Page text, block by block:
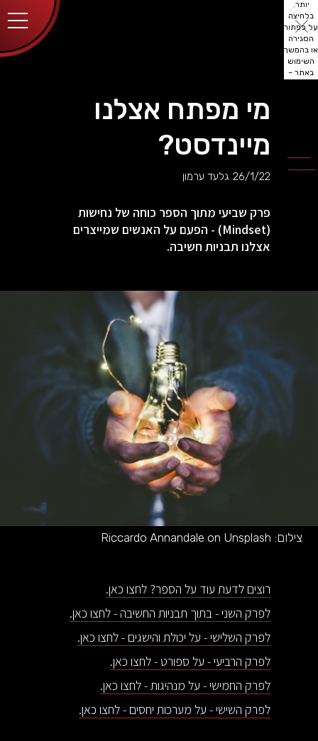
יותר.
בלחיצה
על כפתור
הסגירה
או בהמשך
השימוש
באתר –
מי מפתח אצלנו
מיינדסט?
26/1/22 גלעד ערמון
פרק שביעי מתוך הספר כוחה של נחישות
(Mindset) - הפעם על האנשים שמייצרים
אצלנו תבניות חשיבה.
צילום: Riccardo Annandale on Unsplash
רוצים לדעת עוד על הספר? לחצו כאן.
לפרק השני - בתוך תבניות החשיבה - לחצו כאן.
לפרק השלישי - על יכולת והישגים - לחצו כאן.
לפרק הרביעי - על ספורט - לחצו כאן.
לפרק החמישי - על מנהיגות - לחצו כאן.
לפרק השישי - על מערכות יחסים - לחצו כאן.